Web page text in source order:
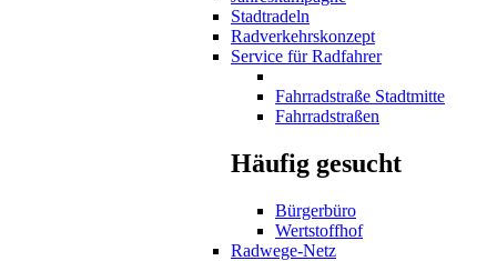
Stadtradeln
Radverkehrskonzept
Service für Radfahrer
Fahrradstraße Stadtmitte
Fahrradstraßen
Häufig gesucht
Bürgerbüro
Wertstoffhof
Radwege-Netz